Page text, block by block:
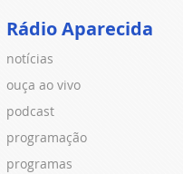
Rádio Aparecida
notícias
ouça ao vivo
podcast
programação
programas